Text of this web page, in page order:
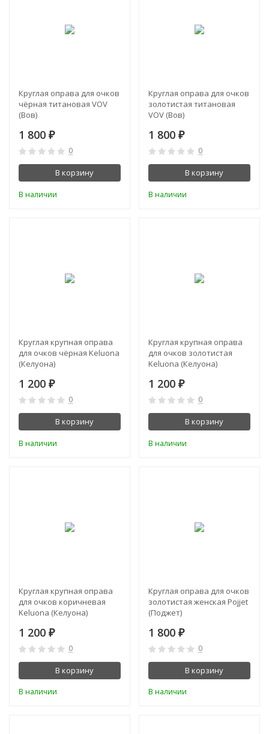
Круглая оправа для очков
чёрная титановая VOV
(Вов)
1 800 ₽
0
В корзину
В наличии
Круглая оправа для очков
золотистая титановая
VOV (Вов)
1 800 ₽
0
В корзину
В наличии
Круглая крупная оправа
для очков чёрная Keluona
(Келуона)
1 200 ₽
0
В корзину
В наличии
Круглая крупная оправа
для очков золотистая
Keluona (Келуона)
1 200 ₽
0
В корзину
В наличии
Круглая крупная оправа
для очков коричневая
Keluona (Келуона)
1 200 ₽
0
В корзину
В наличии
Круглая оправа для очков
золотистая женская Pojjet
(Поджет)
1 800 ₽
0
В корзину
В наличии